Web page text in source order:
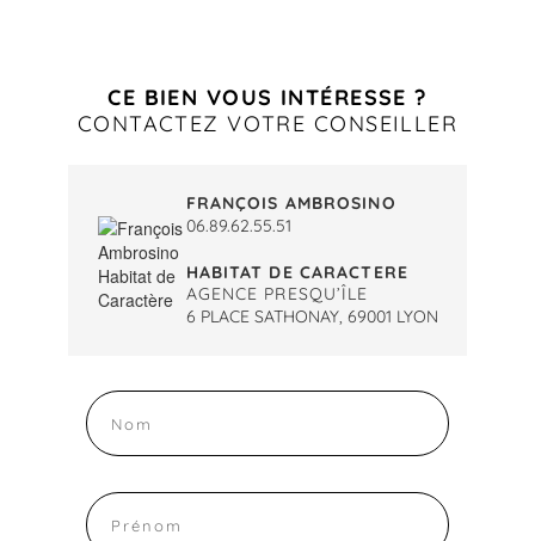
CE BIEN VOUS INTÉRESSE ?
CONTACTEZ VOTRE CONSEILLER
FRANÇOIS AMBROSINO
06.89.62.55.51
HABITAT DE CARACTERE
AGENCE PRESQU’ÎLE
6 PLACE SATHONAY, 69001 LYON